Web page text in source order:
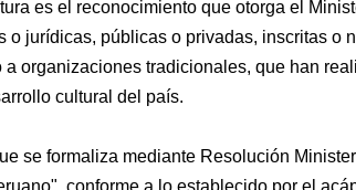
es el reconocimiento que otorga el
o jurídicas, públicas o privadas, inscritas o
a organizaciones tradicionales, que han
cultural del país.
se formaliza mediante Resolución
conforme a lo establecido por el